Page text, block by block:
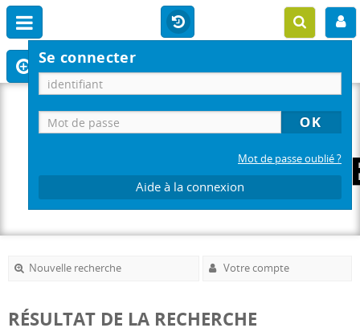
Se connecter
Mot de passe oublié ?
Aide à la connexion
Nouvelle recherche Votre compte
RÉSULTAT DE LA RECHERCHE